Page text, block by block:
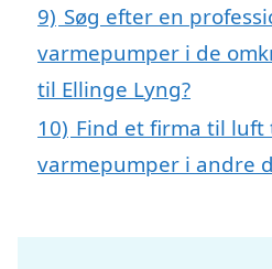
9) Søg efter en
varmepumper i de
til Ellinge Lyng?
10) Find et firma til luft
varmepumper i andre